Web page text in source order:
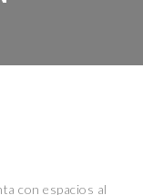
con espacios al